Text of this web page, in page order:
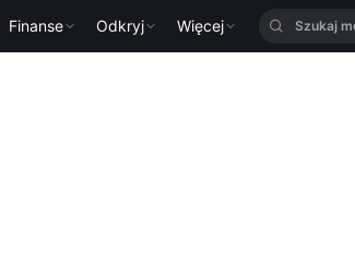
Finanse Odkryj Więcej